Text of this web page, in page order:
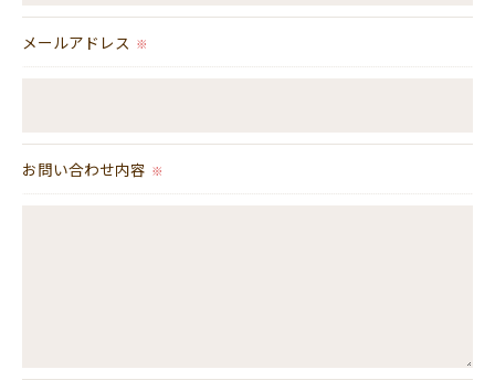
ビスをご提供できない場合がございますので予めご了承く
ださい。
ご本人である事を確認のうえ、対応させて頂きます。
メールアドレス ※
お問い合わせ内容 ※